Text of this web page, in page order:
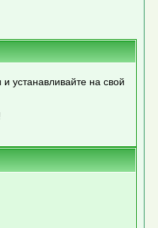
устанавливайте на свой